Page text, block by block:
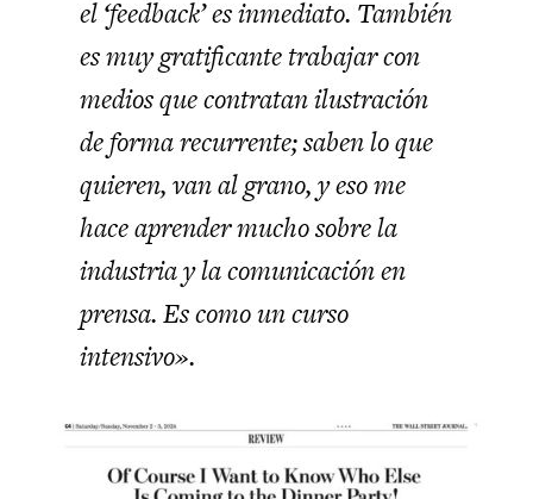
el ‘feedback’ es inmediato. También
es muy gratificante trabajar con
medios que contratan ilustración
de forma recurrente; saben lo que
quieren, van al grano, y eso me
hace aprender mucho sobre la
industria y la comunicación en
prensa. Es como un curso
intensivo».